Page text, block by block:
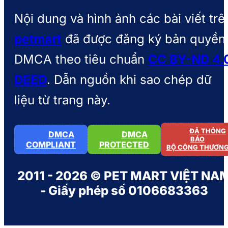
Nội dung và hình ảnh các bài viết
petmart đã được đăng ký bản quyền
DMCA theo tiêu chuẩn CC BY-ND
DEED. Dẫn nguồn khi sao chép dữ
liệu từ trang này.
DMCA
COMPLIANT
DMCA
PROTECTED
ĐÃ THÔNG
BÁO
BỘ CÔNG
2011 - 2026 © PET MART VIỆT
- Giấy phép số 0106683363